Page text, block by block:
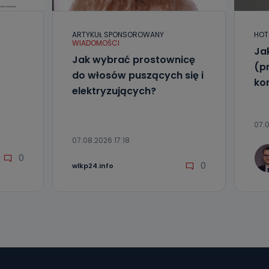
od
żądania
0
ARTYKUŁ SPONSOROWANY
WIADOMOŚCI
Jak wybrać prostownicę
do włosów puszących się i
elektryzujących?
07.08.2026 17:18
wlkp24.info 0
HOT